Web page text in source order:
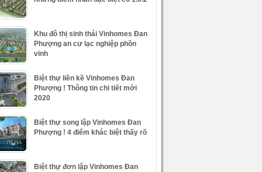
Khu đô thị sinh thái Vinhomes Đan
Phượng an cư lạc nghiệp phồn
vinh
Biệt thự liền kề Vinhomes Đan
Phượng ! Thông tin chi tiết mới
2020
Biệt thự song lập Vinhomes Đan
Phượng ! 4 điểm khác biệt thấy rõ
Biệt thự đơn lập Vinhomes Đan